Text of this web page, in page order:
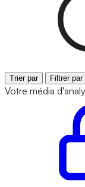
Trier par Filtrer par
Votre média